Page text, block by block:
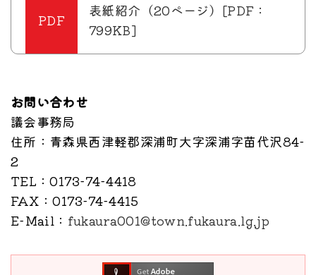
表紙紹介（20ページ）[PDF：
799KB]
お問い合わせ
議会事務局
住所 ：青森県西津軽郡深浦町大字深浦字苗代沢84-
2
TEL ：0173-74-4418
FAX ：0173-74-4415
E-Mail ： fukaura001@town.fukaura.lg.jp